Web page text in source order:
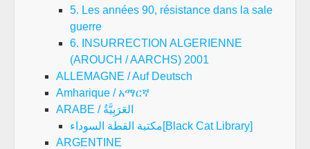
5. Les années 90, résistance dans la sale
guerre
6. INSURRECTION ALGERIENNE
(AROUCH / AARCHS) 2001
ALLEMAGNE / Auf Deutsch
Amharique / አማርኛ
ARABE / العَرَبِيَّةُ
مكتبة القطة السوداء[Black Cat Library]
ARGENTINE